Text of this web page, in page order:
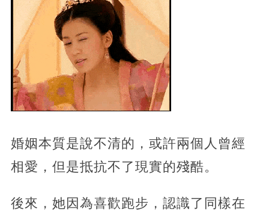
婚姻本質是說不清的，或許兩個人曾經
相愛，但是抵抗不了現實的殘酷。
後來，她因為喜歡跑步，認識了同樣在